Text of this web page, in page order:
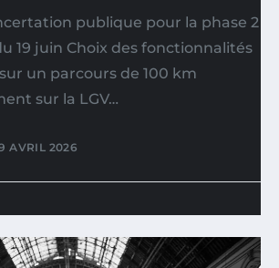
publique pour la phase 2
19 juin Choix des fonctionnalités
un parcours de 100 km
sur la LGV…
AVRIL 2026